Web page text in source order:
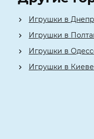
Игрушки в
Игрушки в
Игрушки в
Игрушки в Киеве